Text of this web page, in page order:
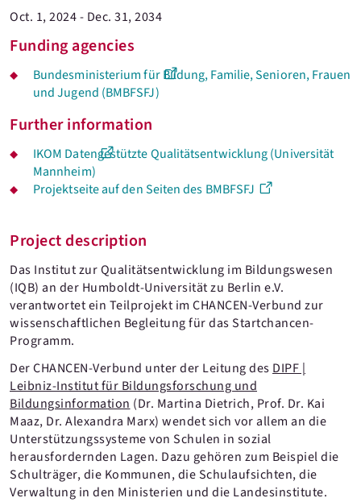
Oct. 1, 2024 - Dec. 31, 2034
Funding agencies
Bundesministerium für Bildung, Familie, Senioren, Frauen
und Jugend (BMBFSFJ)
Further information
IKOM Datengestützte Qualitäts­entwicklung (Universität
Mannheim)
Projektseite auf den Seiten des BMBFSFJ
Project description
Das Institut zur Qualitätsentwicklung im Bildungswesen
(IQB) an der Humboldt-Universität zu Berlin e.V.
verantwortet ein Teilprojekt im CHANCEN-Verbund zur
wissenschaftlichen Begleitung für das Startchancen-
Programm.
Der CHANCEN-Verbund unter der Leitung des DIPF |
Leibniz-Institut für Bildungsforschung und
Bildungsinformation (Dr. Martina Dietrich, Prof. Dr. Kai
Maaz, Dr. Alexandra Marx) wendet sich vor allem an die
Unterstützungssysteme von Schulen in sozial
herausfordernden Lagen. Dazu gehören zum Beispiel die
Schulträger, die Kommunen, die Schulaufsichten, die
Verwaltung in den Ministerien und die Landesinstitute.